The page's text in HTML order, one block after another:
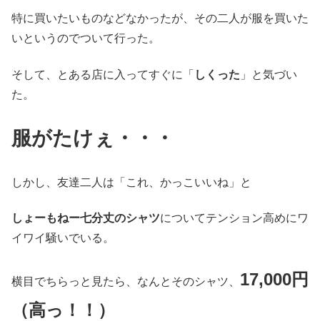
特に買いたいものなどなかったが、その二人が服を買いた
いというのでついて行った。
そして、とある店に入ってすぐに「 しくった 」と気づい
た。
服がたけぇ・・・
しかし、友達二人は「これ、かっこいいね」と
しょーもねー七分丈のシャツについてテンション高めにワ
イワイ騒いでいる。
横目でちらっと見たら、なんとそのシャツ、 17,000円
（高っ！！）